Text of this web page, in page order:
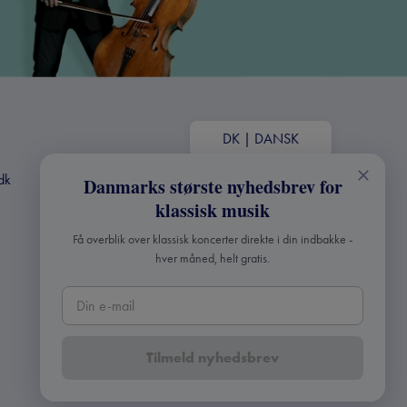
DK | DANSK
Danmarks største nyhedsbrev for
klassisk musik
Få overblik over klassisk koncerter direkte i din indbakke -
hver måned, helt gratis.
Tilmeld nyhedsbrev